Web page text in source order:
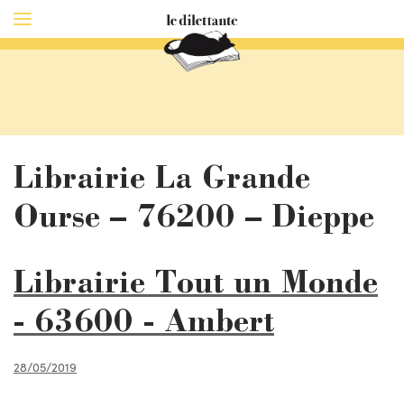
Librairie La Grande
Ourse – 76200 – Dieppe
Librairie Tout un Monde
- 63600 - Ambert
28/05/2019